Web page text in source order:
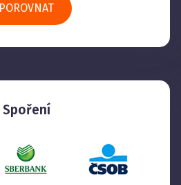
POROVNAT
Spoření